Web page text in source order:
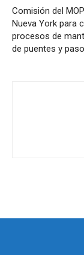
Comisión del
Nueva York para
procesos de
de puentes y